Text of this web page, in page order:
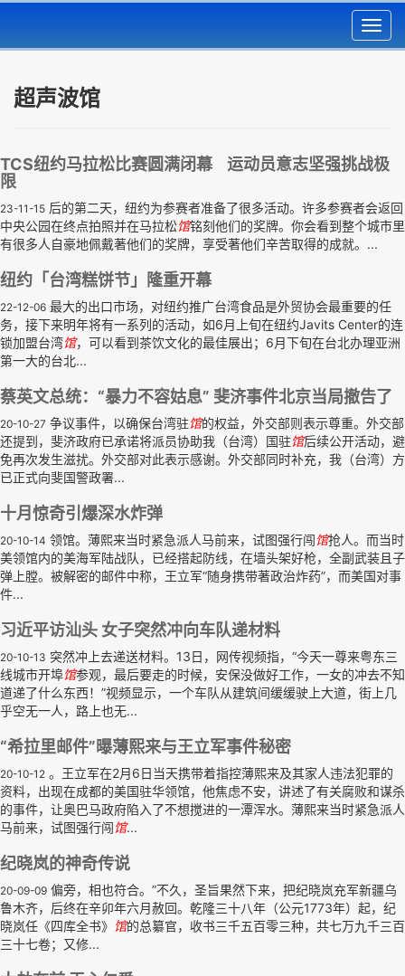
超声波馆
TCS纽约马拉松比赛圆满闭幕 运动员意志坚强挑战极
限
23-11-15 后的第二天，纽约为参赛者准备了很多活动。许多参赛者会返回
中央公园在终点拍照并在马拉松馆铭刻他们的奖牌。你会看到整个城市里
有很多人自豪地佩戴著他们的奖牌，享受著他们辛苦取得的成就。...
纽约「台湾糕饼节」隆重开幕
22-12-06 最大的出口市场，对纽约推广台湾食品是外贸协会最重要的任
务，接下来明年将有一系列的活动，如6月上旬在纽约Javits Center的连
锁加盟台湾馆，可以看到茶饮文化的最佳展出；6月下旬在台北办理亚洲
第一大的台北...
蔡英文总统：“暴力不容姑息” 斐济事件北京当局撤告了
20-10-27 争议事件，以确保台湾驻馆的权益，外交部则表示尊重。外交部
还提到，斐济政府已承诺将派员协助我（台湾）国驻馆后续公开活动，避
免再次发生滋扰。外交部对此表示感谢。外交部同时补充，我（台湾）方
已正式向斐国警政署...
十月惊奇引爆深水炸弹
20-10-14 领馆。薄熙来当时紧急派人马前来，试图强行闯馆抢人。而当时
美领馆内的美海军陆战队，已经搭起防线，在墙头架好枪，全副武装且子
弹上膛。被解密的邮件中称，王立军“随身携带著政治炸药”，而美国对事
件...
习近平访汕头 女子突然冲向车队递材料
20-10-13 突然冲上去递送材料。13日，网传视频指，“今天一尊来粤东三
线城市开埠馆参观，最后要走的时候，安保没做好工作，一女的冲去不知
道递了什么东西！”视频显示，一个车队从建筑间缓缓驶上大道，街上几
乎空无一人，路上也无...
“希拉里邮件”曝薄熙来与王立军事件秘密
20-10-12 。王立军在2月6日当天携带着指控薄熙来及其家人违法犯罪的
资料，出现在成都的美国驻华领馆，他焦虑不安，讲述了有关腐败和谋杀
的事件，让奥巴马政府陷入了不想搅进的一潭浑水。薄熙来当时紧急派人
马前来，试图强行闯馆...
纪晓岚的神奇传说
20-09-09 偏旁，相也符合。”不久，圣旨果然下来，把纪晓岚充军新疆乌
鲁木齐，后终在辛卯年六月赦回。乾隆三十八年（公元1773年）起，纪
晓岚任《四库全书》 馆的总纂官，收书三千五百零三种，共七万九千三百
三十七卷；又修...